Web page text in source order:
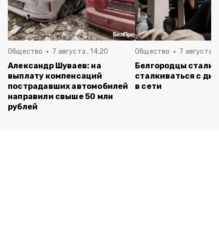
Общество 7 августа , 14:20
Александр Шуваев: на
выплату компенсаций
пострадавших автомобилей
направили свыше 50 млн
рублей
Общество 7 августа ,
Белгородцы стали
сталкиваться с
в сети